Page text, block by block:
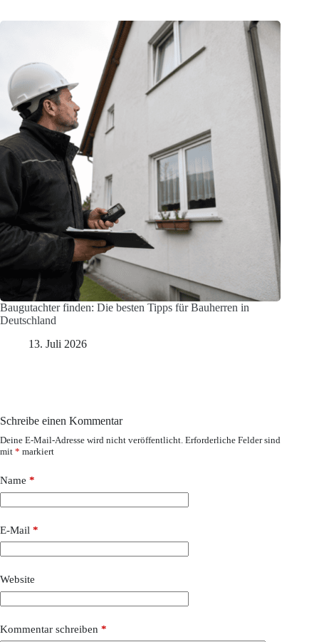
Baugutachter finden: Die besten Tipps für Bauherren in
Deutschland
13. Juli 2026
Schreibe einen Kommentar
Deine E-Mail-Adresse wird nicht veröffentlicht. Erforderliche Felder sind
mit * markiert
Name *
E-Mail *
Website
Kommentar schreiben *